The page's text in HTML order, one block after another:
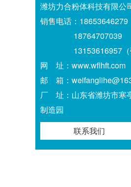
潍坊力合粉体科技有限公
销售电话：18653646279
18764707039
13153616957（张
网 址：www.wflhft.com
邮 箱：
厂 址：山东省潍坊市寒
制造园
联系我们